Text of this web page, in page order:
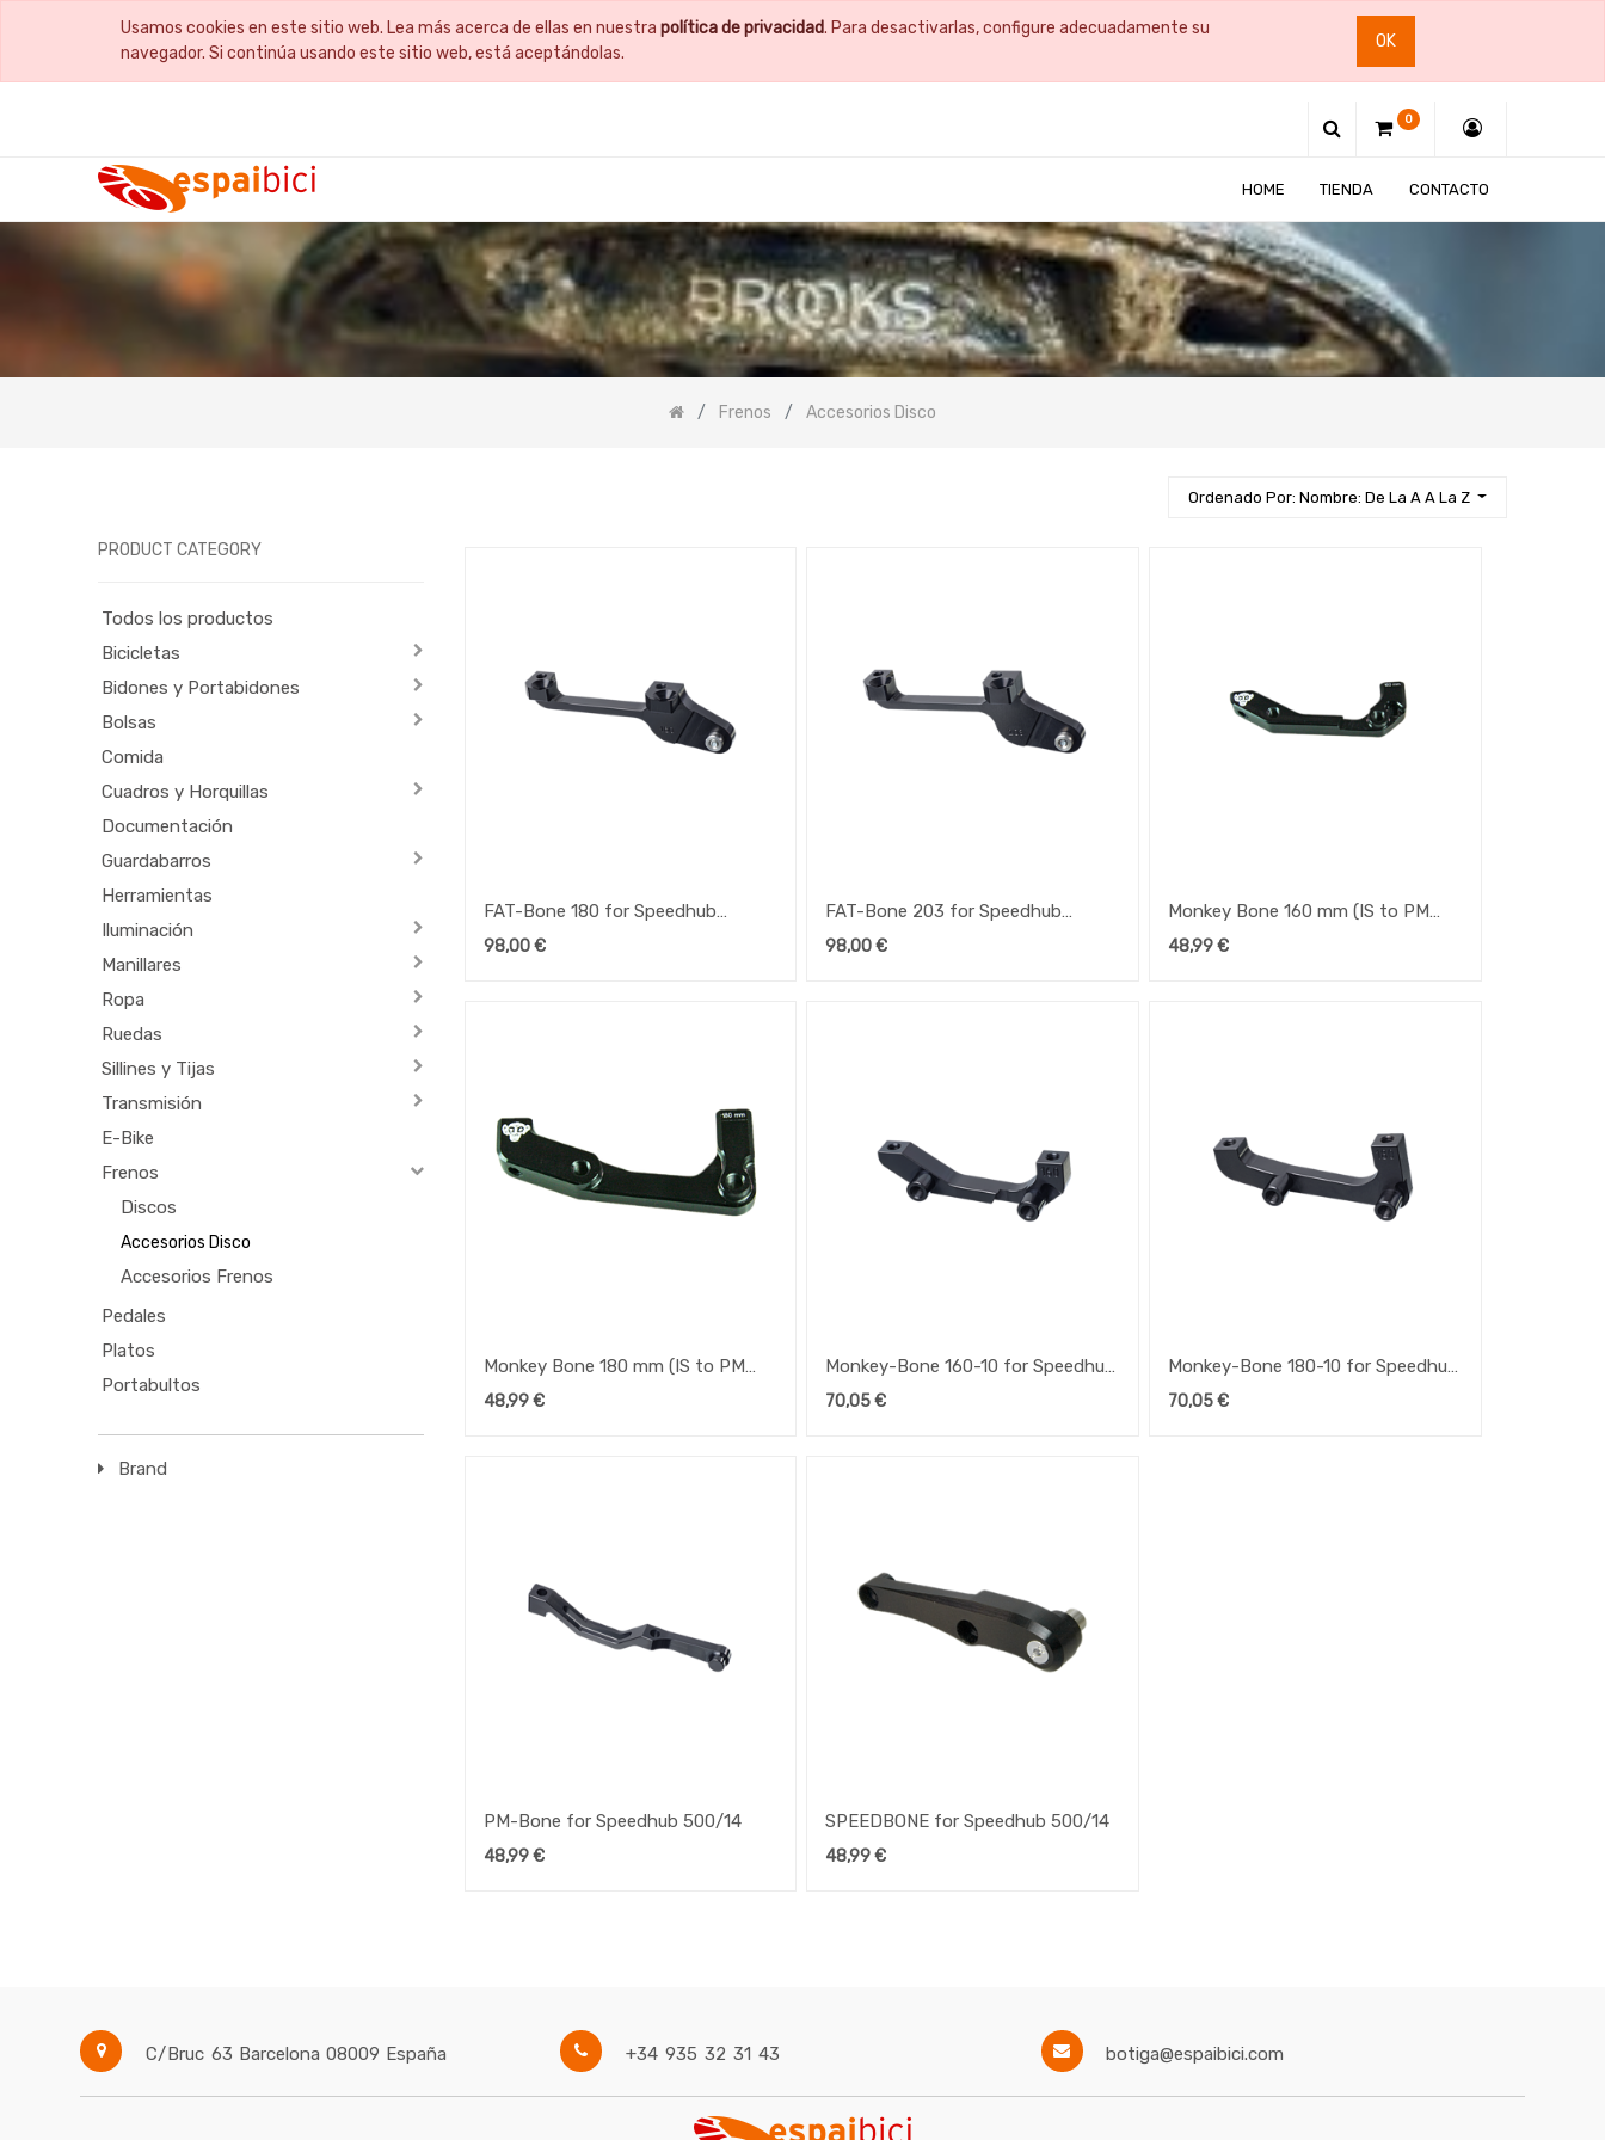
Usamos cookies en este sitio web. Lea más acerca de ellas en nuestrapolítica de privacidad. Para desactivarlas, configure adecuadamente su
navegador. Si continúa usando este sitio web, está aceptándolas.
OK
0
HOME TIENDA CONTACTO
Frenos Accesorios Disco
Ordenado Por: Nombre: De La A A La Z
PRODUCT CATEGORY
Todos los productos
Bicicletas
Bidones y Portabidones
Bolsas
Comida
Cuadros y Horquillas
Documentación
Guardabarros
Herramientas
Iluminación
Manillares
Ropa
Ruedas
Sillines y Tijas
Transmisión
E-Bike
Frenos
Discos
Accesorios Disco
Accesorios Frenos
Pedales
Platos
Portabultos
Brand
FAT-Bone 180 for Speedhub
500/14
98,00€
FAT-Bone 203 for Speedhub
500/14
98,00€
Monkey Bone 160 mm (IS to PM
adapter) for Speedhub 500/14
48,99€
Monkey Bone 180 mm (IS to PM
adapter) for Speedhub 500/14
48,99€
Monkey-Bone 160-10 for Speedhub
500/14
70,05€
Monkey-Bone 180-10 for Speedhub
500/14
70,05€
PM-Bone for Speedhub 500/14
48,99€
SPEEDBONE for Speedhub 500/14
48,99€
C/Bruc 63 Barcelona 08009 España +34 935 32 31 43 botiga@espaibici.com